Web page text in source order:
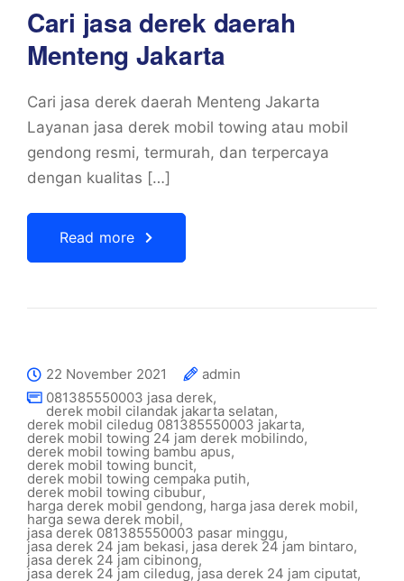
Cari jasa derek daerah
Menteng Jakarta
Cari jasa derek daerah Menteng Jakarta
Layanan jasa derek mobil towing atau mobil
gendong resmi, termurah, dan terpercaya
dengan kualitas […]
Read more
22 November 2021
admin
081385550003 jasa derek,
derek mobil cilandak jakarta selatan,
derek mobil ciledug 081385550003 jakarta,
derek mobil towing 24 jam derek mobilindo,
derek mobil towing bambu apus,
derek mobil towing buncit,
derek mobil towing cempaka putih,
derek mobil towing cibubur,
harga derek mobil gendong, harga jasa derek mobil,
harga sewa derek mobil,
jasa derek 081385550003 pasar minggu,
jasa derek 24 jam bekasi, jasa derek 24 jam bintaro,
jasa derek 24 jam cibinong,
jasa derek 24 jam ciledug,jasa derek 24 jam ciputat,